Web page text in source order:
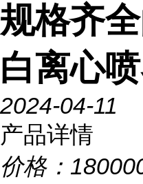
规格齐
白离心
2024-04-11
产品详情
价格：